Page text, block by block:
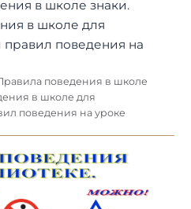
поведения в школе
в школе для
поведения на уроке